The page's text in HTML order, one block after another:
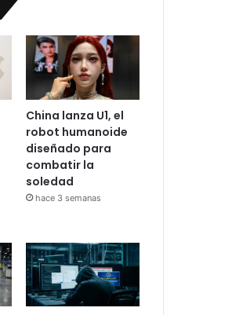
China lanza U1, el
robot humanoide
diseñado para
combatir la
soledad
hace 3 semanas